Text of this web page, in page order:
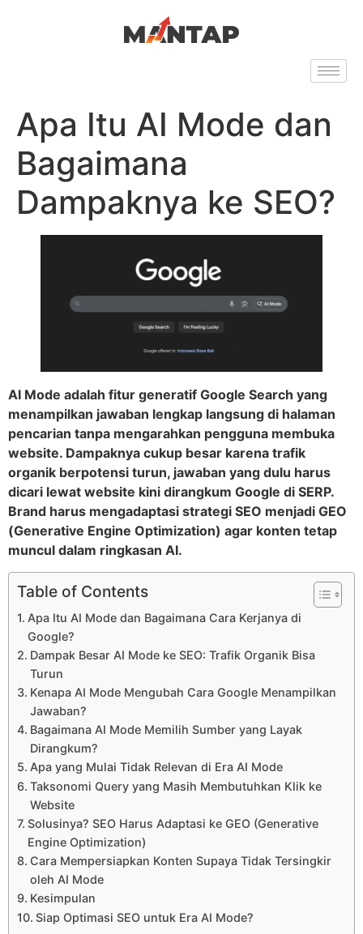
Apa Itu AI Mode dan
Bagaimana
Dampaknya ke SEO?
AI Mode adalah fitur generatif Google Search yang
menampilkan jawaban lengkap langsung di halaman
pencarian tanpa mengarahkan pengguna membuka
website. Dampaknya cukup besar karena trafik
organik berpotensi turun, jawaban yang dulu harus
dicari lewat website kini dirangkum Google di SERP.
Brand harus mengadaptasi strategi SEO menjadi GEO
(Generative Engine Optimization) agar konten tetap
muncul dalam ringkasan AI.
Table of Contents
Apa Itu AI Mode dan Bagaimana Cara Kerjanya di
Google?
Dampak Besar AI Mode ke SEO: Trafik Organik Bisa
Turun
Kenapa AI Mode Mengubah Cara Google Menampilkan
Jawaban?
Bagaimana AI Mode Memilih Sumber yang Layak
Dirangkum?
Apa yang Mulai Tidak Relevan di Era AI Mode
Taksonomi Query yang Masih Membutuhkan Klik ke
Website
Solusinya? SEO Harus Adaptasi ke GEO (Generative
Engine Optimization)
Cara Mempersiapkan Konten Supaya Tidak Tersingkir
oleh AI Mode
Kesimpulan
Siap Optimasi SEO untuk Era AI Mode?